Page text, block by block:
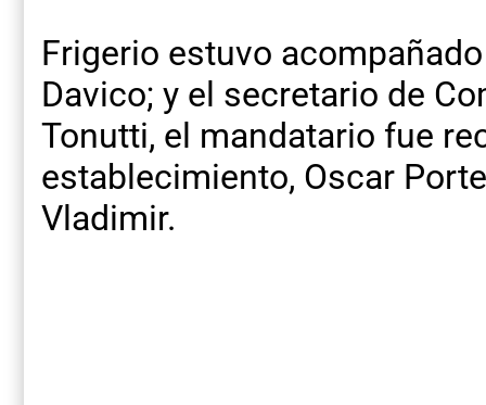
Frigerio estuvo
Davico; y el secretario de
Tonutti, el mandatario fue
establecimiento, Oscar
Vladimir.